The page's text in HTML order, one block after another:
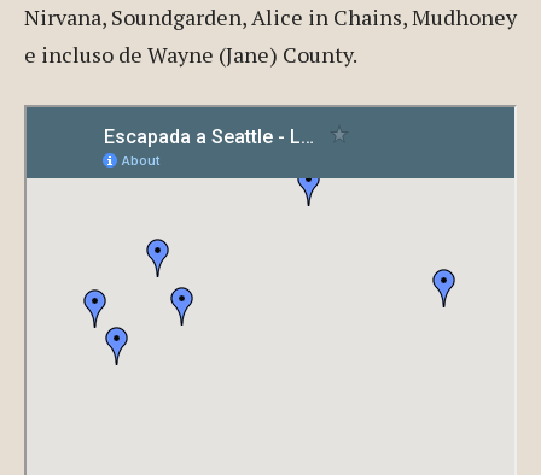
Nirvana, Soundgarden, Alice in Chains, Mudhoney
e incluso de Wayne (Jane) County.